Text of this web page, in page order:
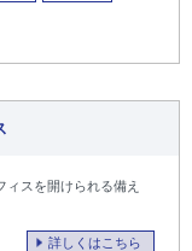
スを開けられる備え
詳しくはこちら